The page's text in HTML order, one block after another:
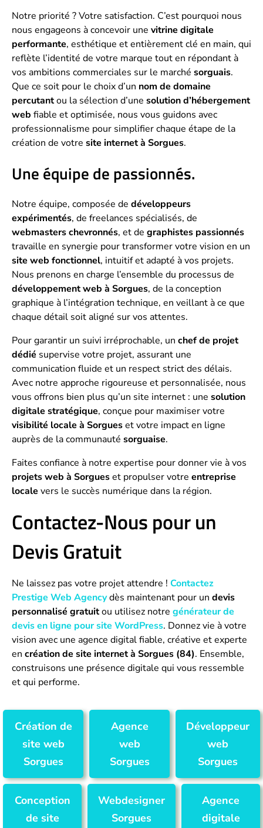
Notre priorité ? Votre satisfaction. C’est pourquoi nous
nous engageons à concevoir une vitrine digitale
performante, esthétique et entièrement clé en main, qui
reflète l’identité de votre marque tout en répondant à
vos ambitions commerciales sur le marché sorguais.
Que ce soit pour le choix d’un nom de domaine
percutantou la sélection d’une solution d’hébergement
web fiable et optimisée, nous vous guidons avec
professionnalisme pour simplifier chaque étape de la
création de votre site internet à Sorgues.
Une équipe de passionnés.
Notre équipe, composée de développeurs
expérimentés, de freelances spécialisés, de
webmasters chevronnés, et de graphistes passionnés
travaille en synergie pour transformer votre vision en un
site web fonctionnel, intuitif et adapté à vos projets.
Nous prenons en charge l’ensemble du processus de
développement web à Sorgues, de la conception
graphique à l’intégration technique, en veillant à ce que
chaque détail soit aligné sur vos attentes.
Pour garantir un suivi irréprochable, un chef de projet
dédié supervise votre projet, assurant une
communication fluide et un respect strict des délais.
Avec notre approche rigoureuse et personnalisée, nous
vous offrons bien plus qu’un site internet : une solution
digitale stratégique, conçue pour maximiser votre
visibilité locale à Sorgueset votre impact en ligne
auprès de la communauté sorguaise.
Faites confiance à notre expertise pour donner vie à vos
projets web à Sorgueset propulser votre entreprise
locale vers le succès numérique dans la région.
Contactez-Nous pour un
Devis Gratuit
Ne laissez pas votre projet attendre ! Contactez
Prestige Web Agencydès maintenant pour un devis
personnalisé gratuitou utilisez notre générateur de
devis en ligne pour site WordPress. Donnez vie à votre
vision avec une agence digital fiable, créative et experte
en création de site internet à Sorgues (84). Ensemble,
construisons une présence digitale qui vous ressemble
et qui performe.
Création de
site web
Sorgues
Agence
web
Sorgues
Développeur
web
Sorgues
Conception
de site
Webdesigner
Sorgues
Agence
digitale